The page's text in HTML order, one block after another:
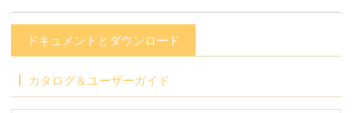
ドキュメントとダウンロード
カタログ＆ユーザーガイド